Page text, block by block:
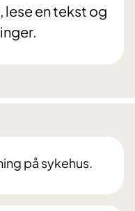
lese en tekst og
på sykehus.